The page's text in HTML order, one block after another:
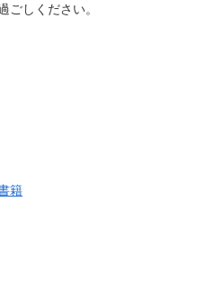
ごしください。
籍